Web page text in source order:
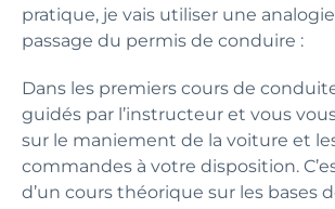
pratique, je vais utiliser une
passage du permis de conduire :
Dans les premiers cours de
guidés par l’instructeur et vous
sur le maniement de la voiture et
commandes à votre disposition.
d’un cours théorique sur les bases